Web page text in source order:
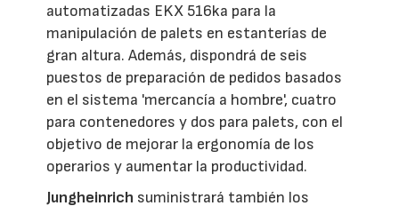
automatizadas EKX 516ka para la
manipulación de palets en estanterías de
gran altura. Además, dispondrá de seis
puestos de preparación de pedidos basados
en el sistema 'mercancía a hombre', cuatro
para contenedores y dos para palets, con el
objetivo de mejorar la ergonomía de los
operarios y aumentar la productividad.
Jungheinrich suministrará también los